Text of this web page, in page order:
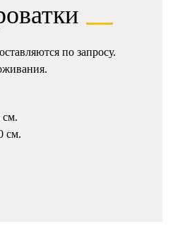
по запросу.
см.
см.